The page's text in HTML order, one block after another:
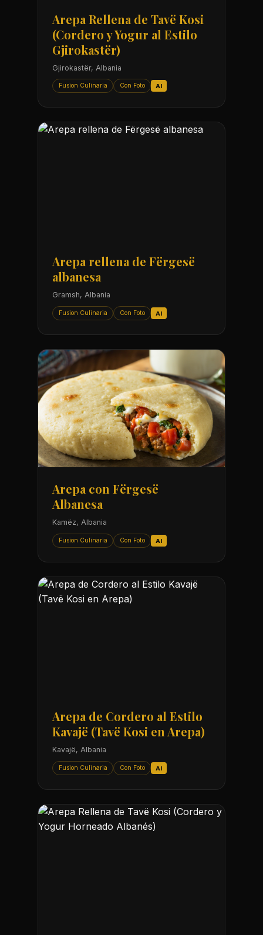
Arepa Rellena de Tavë Kosi
(Cordero y Yogur al Estilo
Gjirokastër)
Gjirokastër, Albania
Fusion Culinaria Con Foto AI
Arepa rellena de Fërgesë
albanesa
Gramsh, Albania
Fusion Culinaria Con Foto AI
Arepa con Fërgesë
Albanesa
Kamëz, Albania
Fusion Culinaria Con Foto AI
Arepa de Cordero al Estilo
Kavajë (Tavë Kosi en Arepa)
Kavajë, Albania
Fusion Culinaria Con Foto AI